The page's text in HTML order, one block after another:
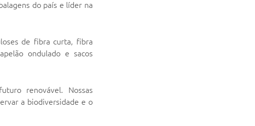
do país e líder na
de fibra curta, fibra
ondulado e sacos
renovável. Nossas
a biodiversidade e o